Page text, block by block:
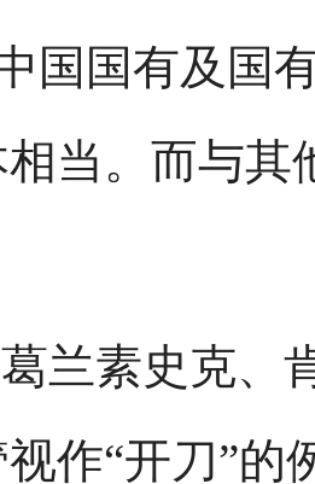
国国有及国
当。而与
兰素史克、
作“开刀”的